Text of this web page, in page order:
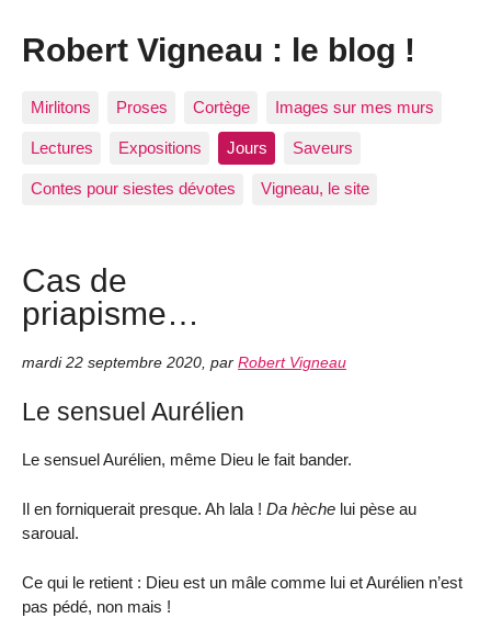
Robert Vigneau : le blog !
Mirlitons Proses Cortège Images sur mes murs
Lectures Expositions Jours Saveurs
Contes pour siestes dévotes Vigneau, le site
Cas de
priapisme…
mardi 22 septembre 2020 par Robert Vigneau
Le sensuel Aurélien
Le sensuel Aurélien, même Dieu le fait bander.
Il en forniquerait presque. Ah lala ! Da hèche lui pèse au
saroual.
Ce qui le retient : Dieu est un mâle comme lui et Aurélien n’est
pas pédé, non mais !